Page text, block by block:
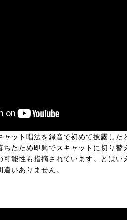
ャット唱法を録音で初めて披露し
ちたため即興でスキャットに切り
可能性も指摘されています。とは
いありません。